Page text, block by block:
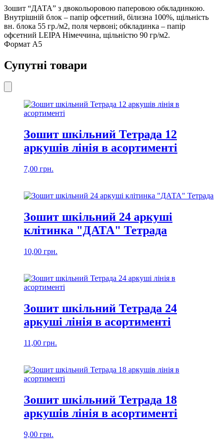
Зошит “ДАТА” з двокольоровою паперовою обкладинкою.
Внутрішній блок – папір офсетний, білизна 100%, щільність
вн. блока 55 гр./м2, поля червоні; обкладинка – папір
офсетний LEIPA Німеччина, щільністю 90 гр/м2.
Формат А5
Супутні товари
Зошит шкільний Тетрада 12
аркушів лінія в асортименті
7,00 грн.
Зошит шкільний 24 аркуші
клiтинка "ДАТА" Тетрада
10,00 грн.
Зошит шкільний Тетрада 24
аркуші лінія в асортименті
11,00 грн.
Зошит шкільний Тетрада 18
аркушів лінія в асортименті
9,00 грн.